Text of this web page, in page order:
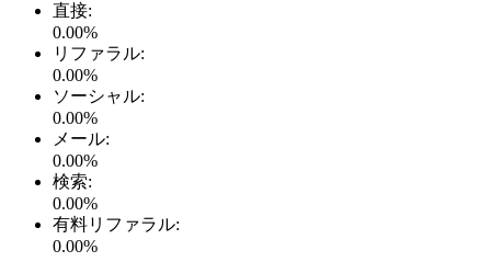
直接:
0.00%
リファラル:
0.00%
ソーシャル:
0.00%
メール:
0.00%
検索:
0.00%
有料リファラル:
0.00%